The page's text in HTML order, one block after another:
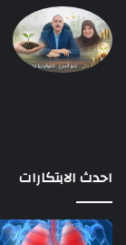
احدث الابتكارات